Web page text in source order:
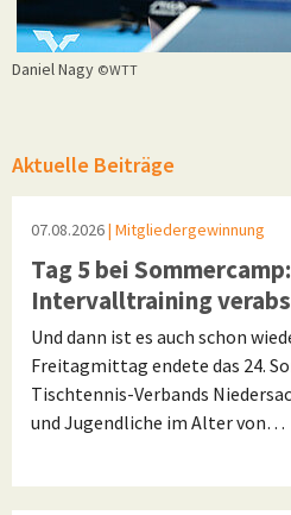
Daniel Nagy ©WTT
Aktuelle Beiträge
07.08.2026| Mitgliedergewinnung
Tag 5 bei
Intervalltraining
Und dann ist es auch schon
Freitagmittag endete das 24.
Tischtennis-Verbands
und Jugendliche im Alter von…